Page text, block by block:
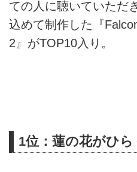
ての人に聴いていただ
込めて制作した『
2』がTOP10入り。
1位：蓮の花がひ